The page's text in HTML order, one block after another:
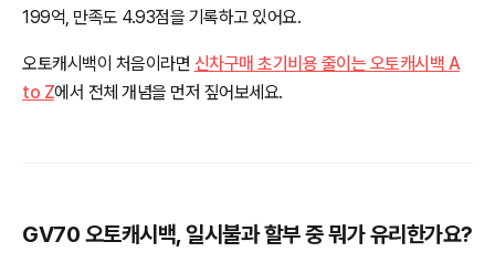
199억, 만족도 4.93점을 기록하고 있어요.
오토캐시백이 처음이라면 신차구매 초기비용 줄이는 오토캐시백 A
to Z에서 전체 개념을 먼저 짚어보세요.
GV70 오토캐시백, 일시불과 할부 중 뭐가 유리한가요?